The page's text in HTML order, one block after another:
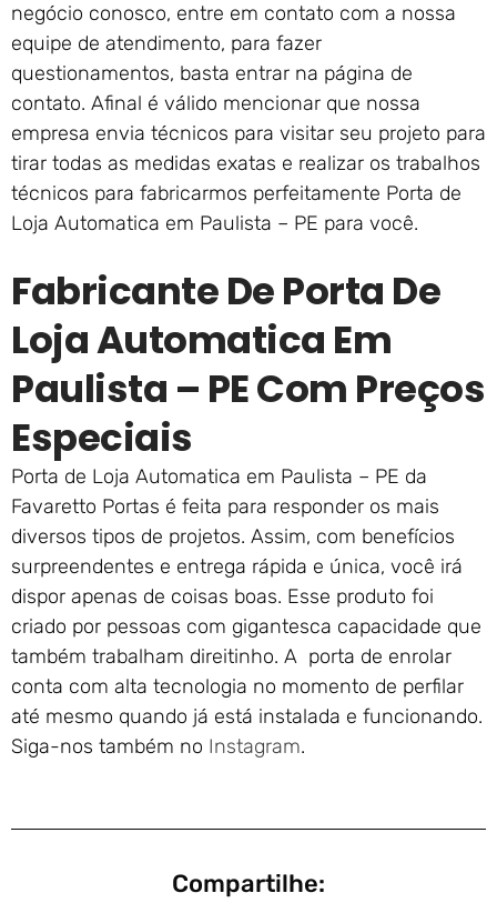
negócio conosco, entre em contato com a nossa
equipe de atendimento, para fazer
questionamentos, basta entrar na página de
contato. Afinal é válido mencionar que nossa
empresa envia técnicos para visitar seu projeto para
tirar todas as medidas exatas e realizar os trabalhos
técnicos para fabricarmos perfeitamente Porta de
Loja Automatica em Paulista – PE para você.
Fabricante De Porta De
Loja Automatica Em
Paulista – PE Com Preços
Especiais
Porta de Loja Automatica em Paulista – PE da
Favaretto Portas é feita para responder os mais
diversos tipos de projetos. Assim, com benefícios
surpreendentes e entrega rápida e única, você irá
dispor apenas de coisas boas. Esse produto foi
criado por pessoas com gigantesca capacidade que
também trabalham direitinho. A porta de enrolar
conta com alta tecnologia no momento de perfilar
até mesmo quando já está instalada e funcionando.
Siga-nos também no Instagram.
Compartilhe: